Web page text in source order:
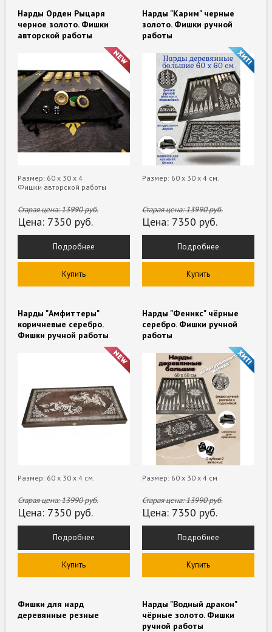
Нарды Орден Рыцаря
черное золото. Фишки
авторской работы
Размер: 60 х 30 х 4
Фишки авторской работы
Старая цена:13990руб.
Цена: 7350 руб.
Подробнее
Купить
Нарды "Карим" черные
золото. Фишки ручной
работы
Размер: 60 х 30 х 4 см.
Старая цена:13990руб.
Цена: 7350 руб.
Подробнее
Купить
Нарды "Амфиттеры"
коричневые серебро.
Фишки ручной работы
Размер: 60 х 30 х 4 см.
Старая цена:13990руб.
Цена: 7350 руб.
Подробнее
Купить
Нарды "Феникс" чёрные
серебро. Фишки ручной
работы
Размер: 60 х 30 х 4 см
Старая цена:13990руб.
Цена: 7350 руб.
Подробнее
Купить
Фишки для нард
деревянные резные
Нарды "Водный дракон"
чёрные золото. Фишки
ручной работы